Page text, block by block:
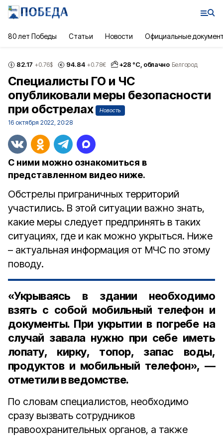
80 лет Победы Статьи Новости Официальные
82.17 +0.76$ 94.84 +0.78€ +28 °С, облачно Белгород
Специалисты ГО и ЧС
опубликовали меры безопасности
при обстрелах
Новость
16 октября 2022, 20:28
С ними можно ознакомиться в
представленном видео ниже.
Обстрелы приграничных территорий
участились. В этой ситуации важно знать,
какие меры следует предпринять в таких
ситуациях, где и как можно укрыться. Ниже
– актуальная информация от МЧС по этому
поводу.
«Укрываясь в здании необходимо
взять с собой мобильный телефон и
документы. При укрытии в погребе на
случай завала нужно при себе иметь
лопату, кирку, топор, запас воды,
продуктов и мобильный телефон», —
отметили в ведомстве.
По словам специалистов, необходимо
сразу вызвать сотрудников
правоохранительных органов, а также